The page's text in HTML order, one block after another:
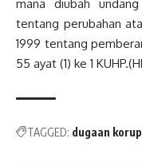
mana diubah
tentang perubahan
1999 tentang
55 ayat (1) ke 1
TAGGED: dugaan